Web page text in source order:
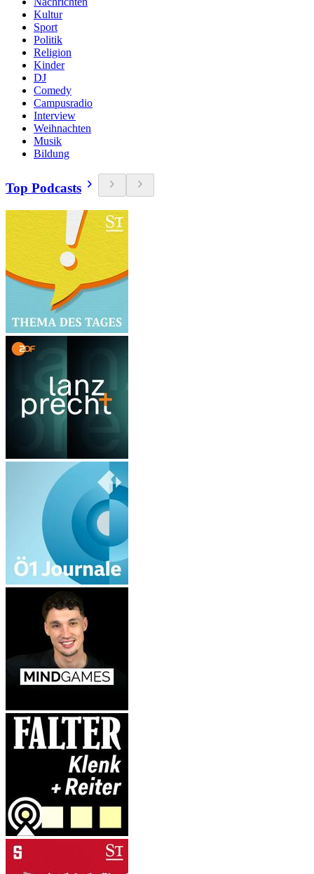
Kultur
Sport
Politik
Religion
Kinder
DJ
Comedy
Campusradio
Interview
Weihnachten
Musik
Bildung
Top Podcasts